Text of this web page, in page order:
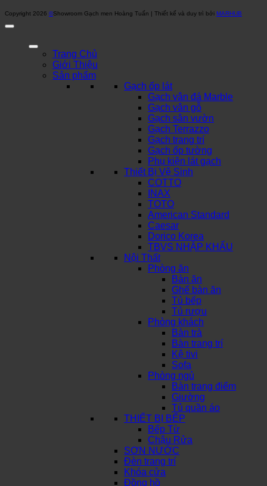
Copyright 2026 ©Showroom Gạch men Hoàng Tuấn | Thiết kế và duy trì bởi MARHUB
Trang Chủ
Giới Thiệu
Sản phẩm
Gạch ốp lát
Gạch vân đá Marble
Gạch vân gỗ
Gạch sân vườn
Gạch Terrazzo
Gạch trang trí
Gạch ốp tường
Phụ kiện lát gạch
Thiết Bị Vệ Sinh
COTTO
INAX
TOTO
American Standard
Caesar
Dorico Korea
TBVS NHẬP KHẨU
Nội Thất
Phòng ăn
Bàn ăn
Ghế bàn ăn
Tủ bếp
Tủ rượu
Phòng khách
Bàn trà
Bàn trang trí
Kệ tivi
Sofa
Phòng ngủ
Bàn trang điểm
Giường
Tủ quần áo
THIẾT BỊ BẾP
Bếp Từ
Chậu Rửa
SƠN NƯỚC
Đèn trang trí
Khóa cửa
Đồng hồ